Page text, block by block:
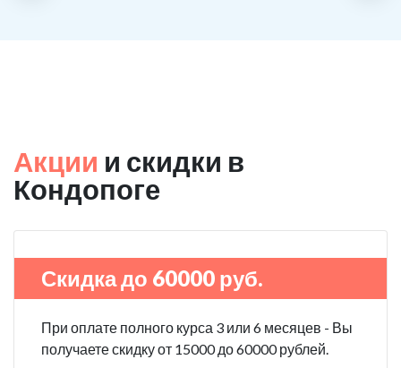
Акции и скидки в
Кондопоге
Скидка до 60000 руб.
При оплате полного курса 3 или 6 месяцев - Вы
получаете скидку от 15000 до 60000 рублей.